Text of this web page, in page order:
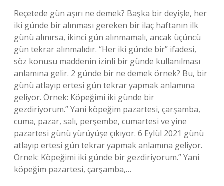
Reçetede gün aşırı ne demek? Başka bir deyişle, her
iki günde bir alınması gereken bir ilaç haftanın ilk
günü alınırsa, ikinci gün alınmamalı, ancak üçüncü
gün tekrar alınmalıdır. “Her iki günde bir” ifadesi,
söz konusu maddenin izinli bir günde kullanılması
anlamına gelir. 2 günde bir ne demek örnek? Bu, bir
günü atlayıp ertesi gün tekrar yapmak anlamına
geliyor. Örnek: Köpeğimi iki günde bir
gezdiriyorum.” Yani köpeğim pazartesi, çarşamba,
cuma, pazar, salı, perşembe, cumartesi ve yine
pazartesi günü yürüyüşe çıkıyor. 6 Eylül 2021 günü
atlayıp ertesi gün tekrar yapmak anlamına geliyor.
Örnek: Köpeğimi iki günde bir gezdiriyorum.” Yani
köpeğim pazartesi, çarşamba,…